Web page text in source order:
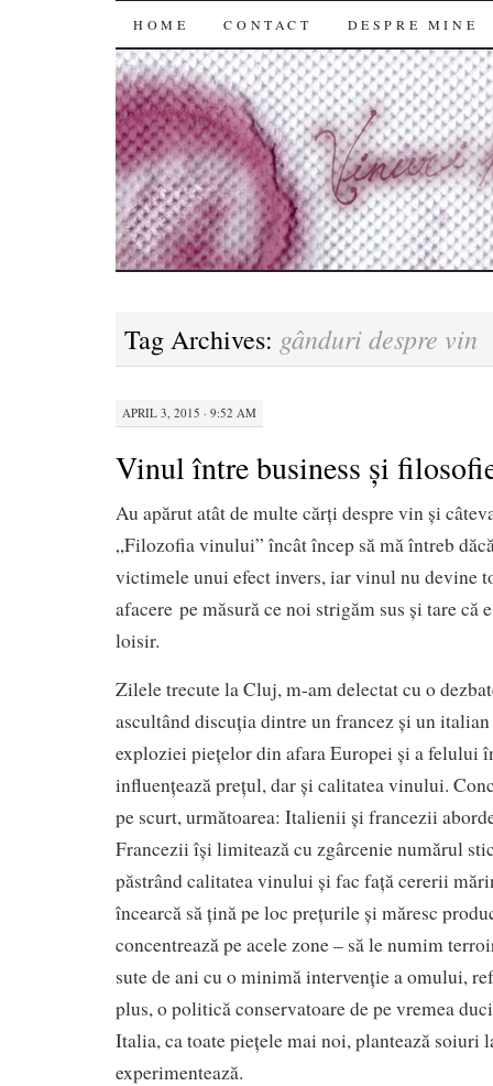
SKIP
TO
CONTENT
HOME CONTACT DESPRE MINE
Tag Archives: gânduri despre vin
APRIL 3, 2015 · 9:52 AM
Vinul între business și
Au apărut atât de multe cărți despre vin și
„Filozofia vinului” încât încep să mă întreb
victimele unui efect invers, iar vinul nu devine
afacere pe măsură ce noi strigăm sus și tare că
loisir.
Zilele trecute la Cluj, m-am delectat cu o
ascultând discuția dintre un francez și un
exploziei piețelor din afara Europei și a felului
influențează prețul, dar și calitatea vinului.
pe scurt, următoarea: Italienii și francezii
Francezii își limitează cu zgârcenie numărul
păstrând calitatea vinului și fac față cererii
încearcă să țină pe loc prețurile și măresc
concentrează pe acele zone – să le numim
sute de ani cu o minimă intervenție a omului,
plus, o politică conservatoare de pe vremea
Italia, ca toate piețele mai noi, plantează soiuri
experimentează.